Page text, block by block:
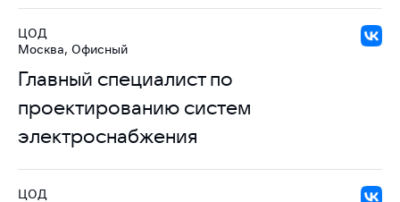
Главный специалист по
проектированию систем
электроснабжения
ЦОД
Москва, Офисный
ЦОД